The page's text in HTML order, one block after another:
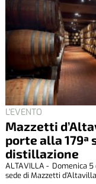
L'EVENTO
Mazzetti
porte alla 179ª
distillazione
ALTAVILLA - Domenica
sede di Mazzetti